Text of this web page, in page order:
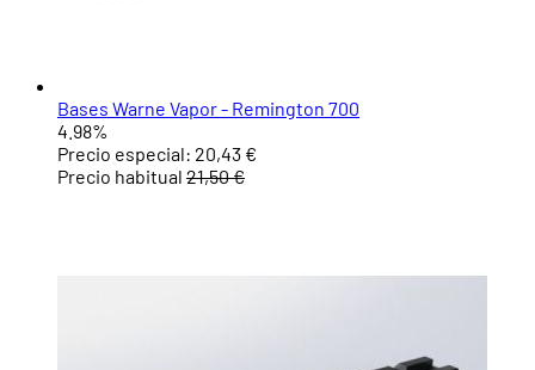
Bases Warne Vapor - Remington 700
4.98%
Precio especial: 20,43 €
Precio habitual 21,50 €